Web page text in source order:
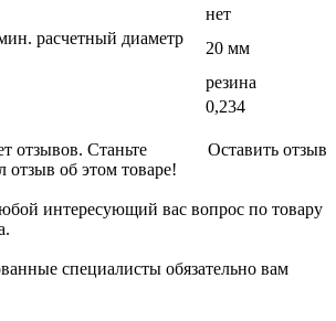
нет
расчетный диаметр
20 мм
резина
0,234
Оставить отзыв
отзывов. Станьте
отзыв об этом товаре!
интересующий вас вопрос по товару
специалисты обязательно вам